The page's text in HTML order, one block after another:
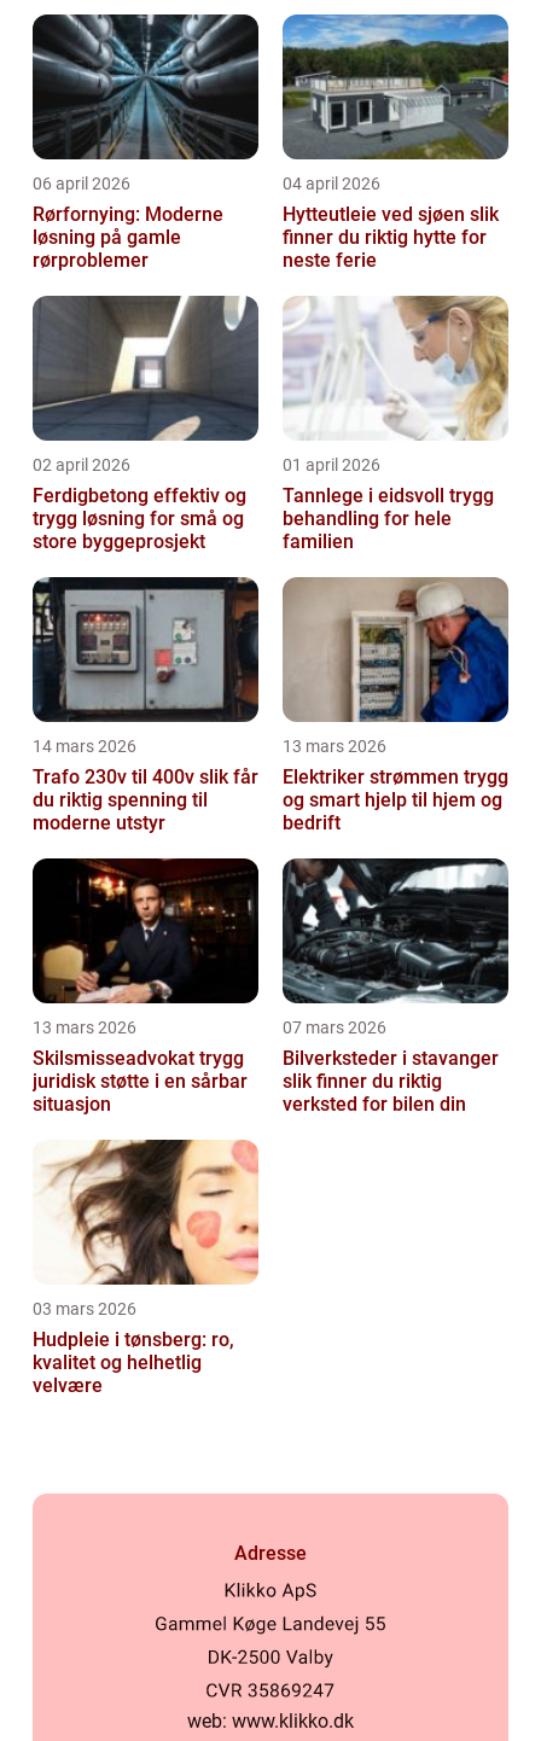
06 april 2026
Rørfornying: Moderne
løsning på gamle
rørproblemer
04 april 2026
Hytteutleie ved sjøen slik
finner du riktig hytte for
neste ferie
02 april 2026
Ferdigbetong effektiv og
trygg løsning for små og
store byggeprosjekt
01 april 2026
Tannlege i eidsvoll trygg
behandling for hele
familien
14 mars 2026
Trafo 230v til 400v slik får
du riktig spenning til
moderne utstyr
13 mars 2026
Elektriker strømmen trygg
og smart hjelp til hjem og
bedrift
13 mars 2026
Skilsmisseadvokat trygg
juridisk støtte i en sårbar
situasjon
07 mars 2026
Bilverksteder i stavanger
slik finner du riktig
verksted for bilen din
03 mars 2026
Hudpleie i tønsberg: ro,
kvalitet og helhetlig
velvære
Adresse
web: www.klikko.dk